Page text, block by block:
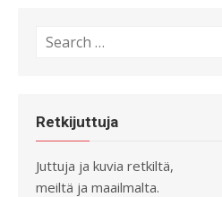
Search
Retkijuttuja
Juttuja ja kuvia retkiltä,
meiltä ja maailmalta.